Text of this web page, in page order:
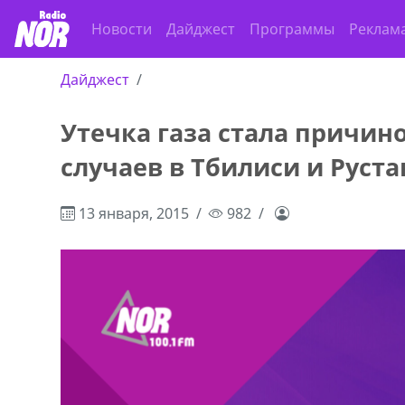
Новости Дайджест Программы
Дайджест
Утечка газа стала
случаев в Тбилиси и
13 января, 2015 982
Продается соль опто и в розницу в
500 22 47 42